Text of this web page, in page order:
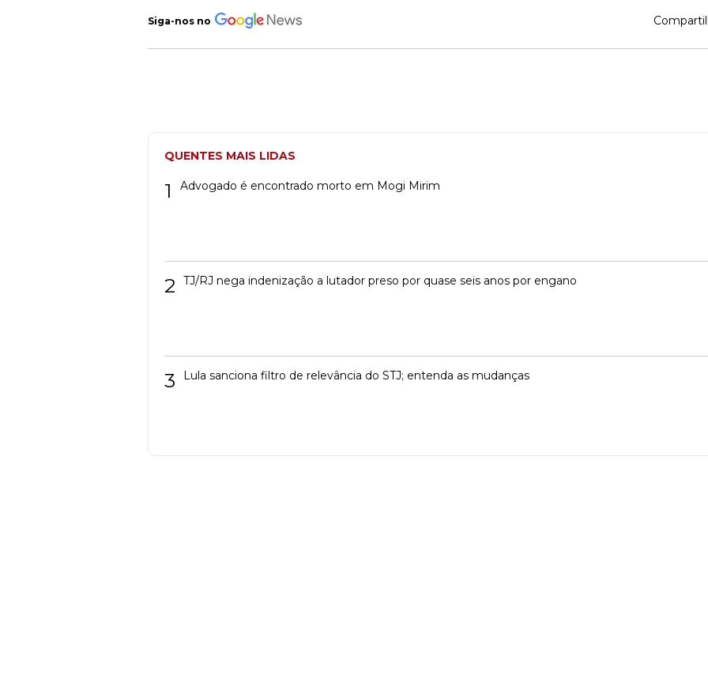
Siga-nos no
QUENTES MAIS LIDAS
1 Advogado é encontrado morto em Mogi Mirim
2 TJ/RJ nega indenização a lutador preso por quase seis anos por engano
3 Lula sanciona filtro de relevância do STJ; entenda as mudanças